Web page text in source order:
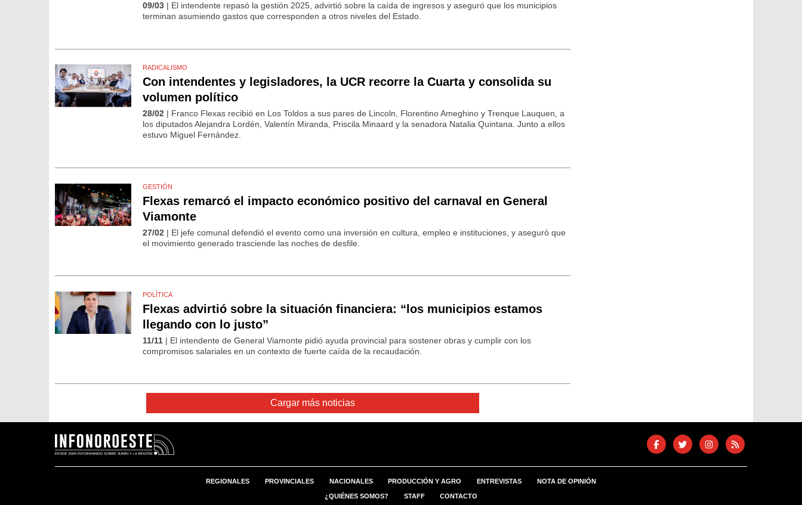
09/03 | El intendente repasó la gestión 2025, advirtió sobre la caída de ingresos y aseguró que los municipios
terminan asumiendo gastos que corresponden a otros niveles del Estado.
RADICALISMO
Con intendentes y legisladores, la UCR recorre la Cuarta y consolida su
volumen político
28/02 | Franco Flexas recibió en Los Toldos a sus pares de Lincoln, Florentino Ameghino y Trenque Lauquen, a
los diputados Alejandra Lordén, Valentín Miranda, Priscila Minaard y la senadora Natalia Quintana. Junto a ellos
estuvo Miguel Fernández.
GESTIÓN
Flexas remarcó el impacto económico positivo del carnaval en General
Viamonte
27/02 | El jefe comunal defendió el evento como una inversión en cultura, empleo e instituciones, y aseguró que
el movimiento generado trasciende las noches de desfile.
POLÍTICA
Flexas advirtió sobre la situación financiera: “los municipios estamos
llegando con lo justo”
11/11 | El intendente de General Viamonte pidió ayuda provincial para sostener obras y cumplir con los
compromisos salariales en un contexto de fuerte caída de la recaudación.
Cargar más noticias
REGIONALES PROVINCIALES NACIONALES PRODUCCIÓN Y AGRO ENTREVISTAS NOTA DE OPINIÓN
¿QUIÉNES SOMOS? STAFF CONTACTO